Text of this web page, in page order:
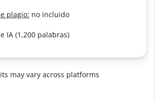
plagio: no incluido
IA (1,200 palabras)
may vary across platforms